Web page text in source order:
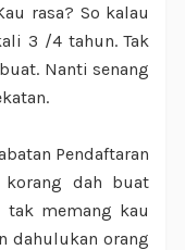
rasa? So kalau
3 /4 tahun. Tak
Nanti senang
Pendaftaran
korang dah buat
memang kau
dahulukan orang